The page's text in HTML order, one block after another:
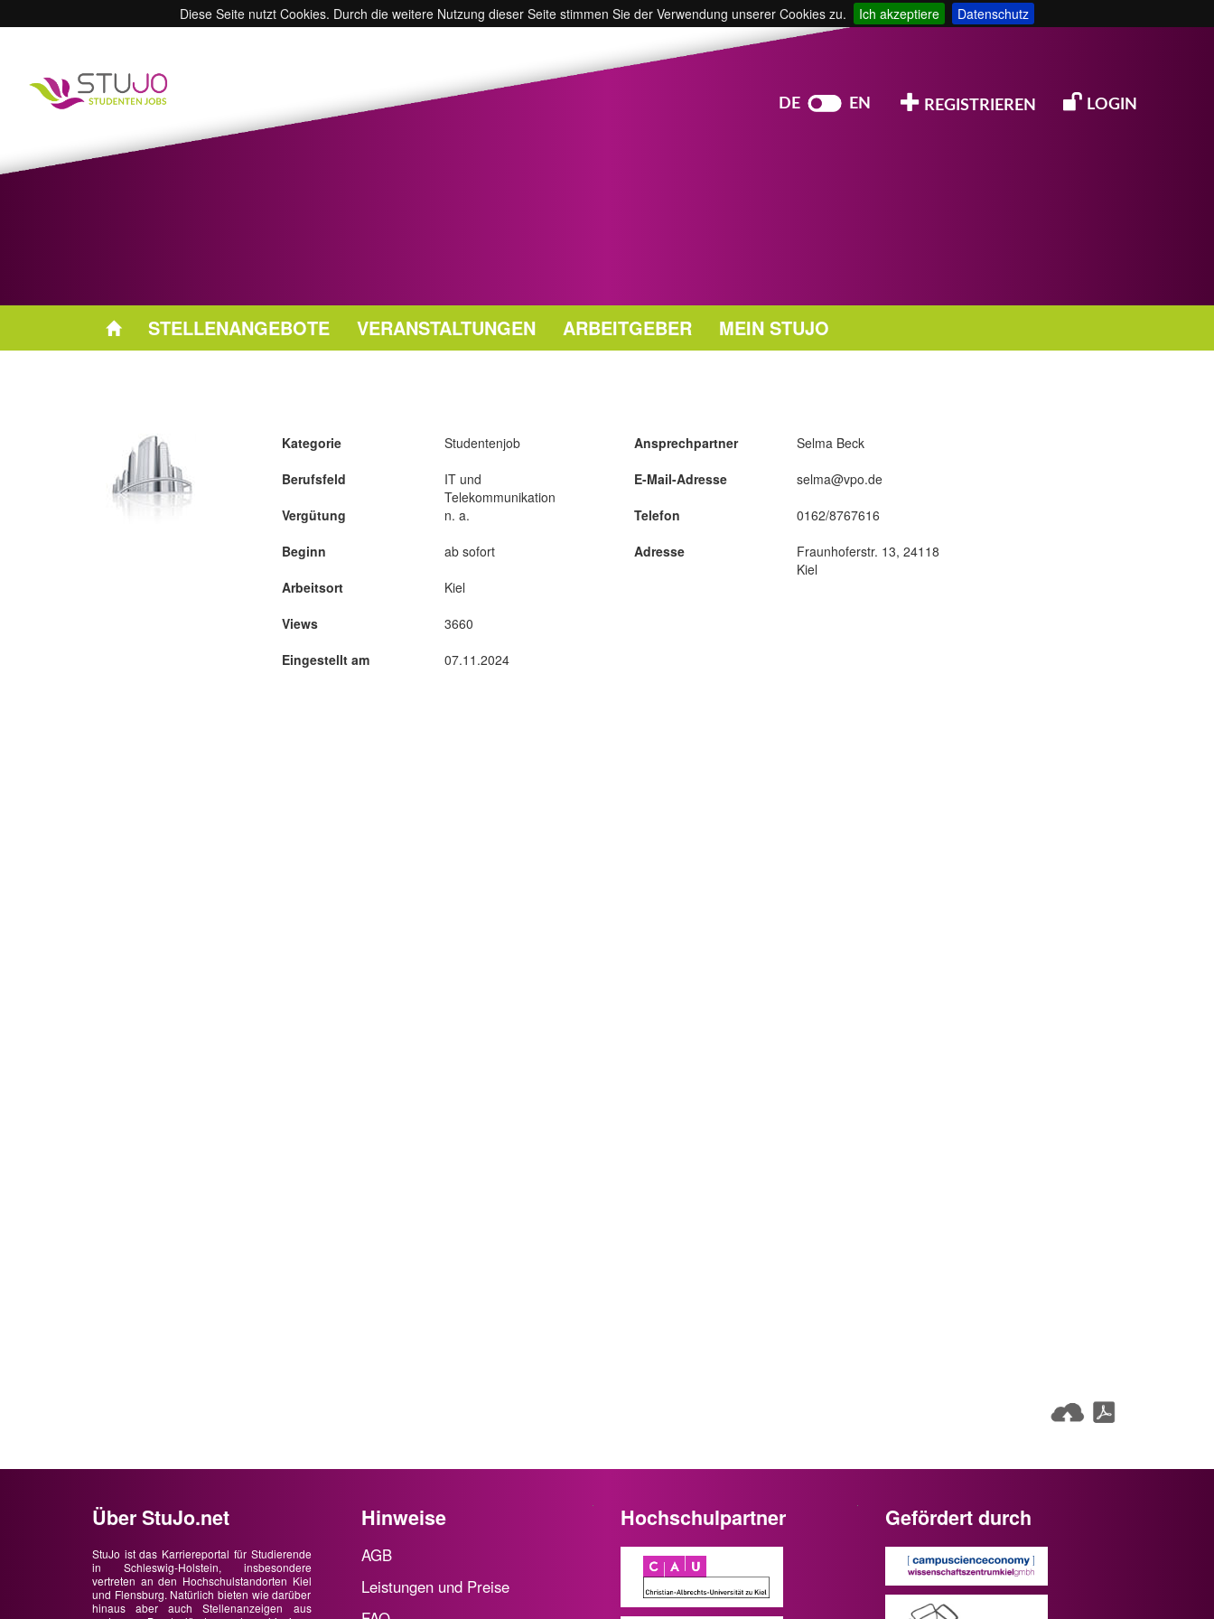
Diese Seite nutzt Cookies. Durch die weitere Nutzung dieser Seite stimmen Sie der Verwendung unserer Cookies zu. Ich akzeptiere Datenschutz
DE EN REGISTRIEREN LOGIN
STELLENANGEBOTE VERANSTALTUNGEN ARBEITGEBER MEIN STUJO
Kategorie
Berufsfeld
Vergütung
Beginn
Arbeitsort
Views
Eingestellt am
Studentenjob
IT und
Telekommunikation
n. a.
ab sofort
Kiel
3660
07.11.2024
Ansprechpartner
E-Mail-Adresse
Telefon
Adresse
Selma Beck
selma@vpo.de
0162/8767616
Fraunhoferstr. 13, 24118
Kiel
Über StuJo.net
StuJo ist das Karriereportal für Studierende
in Schleswig-Holstein, insbesondere
vertreten an den Hochschulstandorten Kiel
und Flensburg. Natürlich bieten wie darüber
hinaus aber auch Stellenanzeigen aus
Hinweise
AGB
Leistungen und Preise
Hochschulpartner Gefördert durch